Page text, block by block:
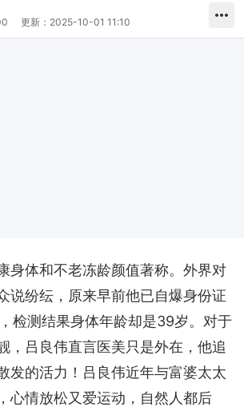
更新： 2025-10-01 11:10
身体和不老冻龄颜值著称。外界对
说纷纭，原来早前他已自爆身份证
检测结果身体年龄却是39岁。对于
，吕良伟直言医美只是外在，他追
发的活力！吕良伟近年与富婆太太
心情放松又爱运动，自然人都后